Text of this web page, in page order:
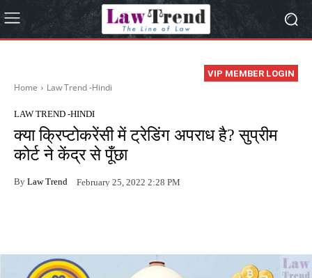
VIP MEMBER LOGIN
Home Law Trend -Hindi
LAW TREND -HINDI
क्या क्रिप्टोकरेंसी में ट्रेडिंग अपराध है? सुप्रीम
कोर्ट ने केंद्र से पूँछा
By Law Trend February 25, 2022 2:28 PM